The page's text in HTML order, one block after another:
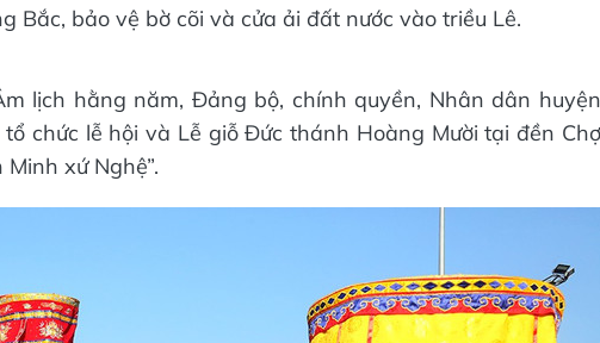
Bắc, bảo vệ bờ cõi và cửa ải đất nước vào triều Lê.
lịch hằng năm, Đảng bộ, chính quyền, Nhân dân huyện
chức lễ hội và Lễ giỗ Đức thánh Hoàng Mười tại đền Chợ
xứ Nghệ”.